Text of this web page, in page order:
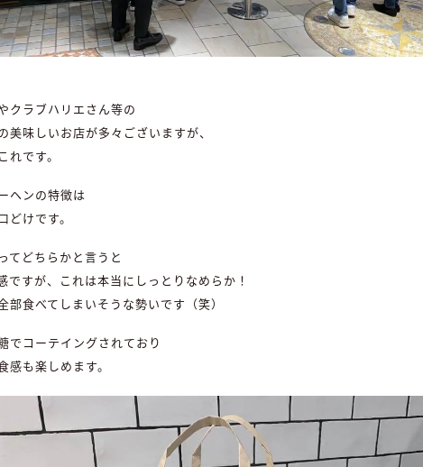
クラブハリエさん等の
美味しいお店が多々ございますが、
れです。
ヘンの特徴は
どけです。
てどちらかと言うと
ですが、これは本当にしっとりなめらか！
部食べてしまいそうな勢いです（笑）
でコーテイングされており
感も楽しめます。